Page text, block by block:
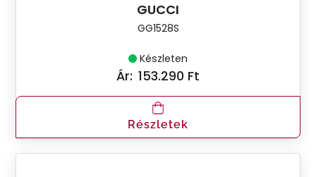
GUCCI
GG1528S
Készleten
Ár: 153.290 Ft
Részletek